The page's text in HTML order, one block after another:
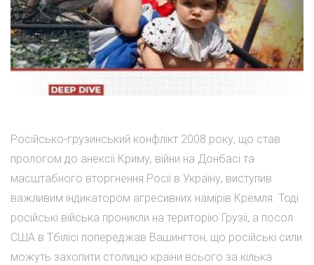
Російсько-грузинський конфлікт 2008 року, що став
прологом до анексії Криму, війни на Донбасі та
масштабного вторгнення Росії в Україну, виступив
важливим індикатором агресивних намірів Кремля. Тоді
російські війська проникли на територію Грузії, а посол
США в Тбілісі попереджав Вашингтон, що російські сили
можуть захопити столицю країни всього за кілька